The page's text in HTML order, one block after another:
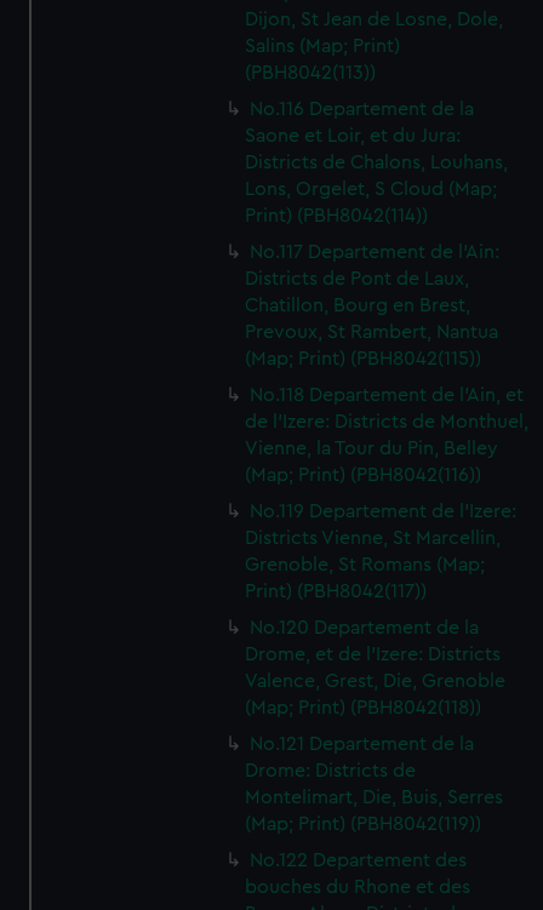
Dijon, St Jean de Losne, Dole,
Salins (Map; Print)
(PBH8042(113))
No.116 Departement de la
Saone et Loir, et du Jura:
Districts de Chalons, Louhans,
Lons, Orgelet, S Cloud (Map;
Print) (PBH8042(114))
No.117 Departement de l'Ain:
Districts de Pont de Laux,
Chatillon, Bourg en Brest,
Prevoux, St Rambert, Nantua
(Map; Print) (PBH8042(115))
No.118 Departement de l'Ain, et
de l'Izere: Districts de Monthuel,
Vienne, la Tour du Pin, Belley
(Map; Print) (PBH8042(116))
No.119 Departement de l'Izere:
Districts Vienne, St Marcellin,
Grenoble, St Romans (Map;
Print) (PBH8042(117))
No.120 Departement de la
Drome, et de l'Izere: Districts
Valence, Grest, Die, Grenoble
(Map; Print) (PBH8042(118))
No.121 Departement de la
Drome: Districts de
Montelimart, Die, Buis, Serres
(Map; Print) (PBH8042(119))
No.122 Departement des
bouches du Rhone et des